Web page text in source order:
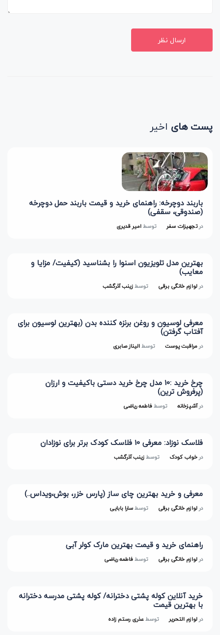
ارسال نظر
پست های اخیر
باربند دوچرخه: راهنمای خرید و قیمت باربند حمل دوچرخه
(صندوقی، سقفی)
درتجهیزات سفر توسطامیر قدیری
بهترین مدل تلویزیون اسنوا را بشناسید (کیفیت/ مزایا و
معایب)
درلوازم خانگی برقی توسطزینب آذرگشب
معرفی لوسیون و روغن برنزه کننده بدن (بهترین لوسیون برای
آفتاب گرفتن)
درمراقبت پوست توسطالیناز صابری
چرخ خرید :10 مدل چرخ خرید دستی باکیفیت و ارزان
(پرفروش ترین)
درآشپزخانه توسطفاطمه ریاضی
فلاسک نوزاد: معرفی 10 فلاسک کودک برتر برای نوزادان
درخواب کودک توسطزینب آذرگشب
معرفی و خرید بهترین چای ساز (پارس خزر، بوش،ویداس..)
درلوازم خانگی برقی توسطسارا بابایی
راهنمای خرید و قیمت بهترین مارک کولر آبی
درلوازم خانگی برقی توسطفاطمه ریاضی
خرید آنلاین کوله پشتی دخترانه/ کوله پشتی مدرسه دخترانه
با بهترین قیمت
درلوازم التحریر توسطعذری رستم زاده